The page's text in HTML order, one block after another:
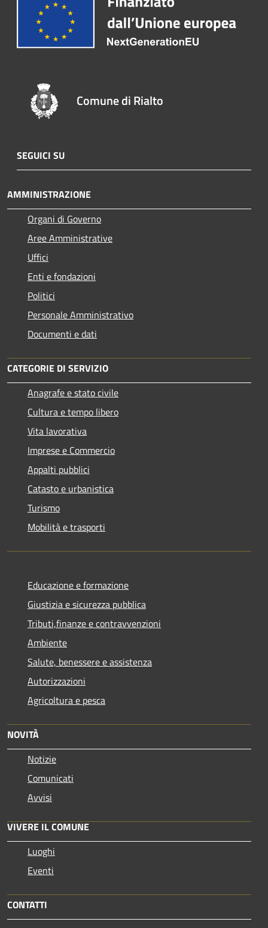
Comune di Rialto
SEGUICI SU
AMMINISTRAZIONE
Organi di Governo
Aree Amministrative
Uffici
Enti e fondazioni
Politici
Personale Amministrativo
Documenti e dati
CATEGORIE DI SERVIZIO
Anagrafe e stato civile
Cultura e tempo libero
Vita lavorativa
Imprese e Commercio
Appalti pubblici
Catasto e urbanistica
Turismo
Mobilità e trasporti
Educazione e formazione
Giustizia e sicurezza pubblica
Tributi,finanze e contravvenzioni
Ambiente
Salute, benessere e assistenza
Autorizzazioni
Agricoltura e pesca
NOVITÀ
Notizie
Comunicati
Avvisi
VIVERE IL COMUNE
Luoghi
Eventi
CONTATTI